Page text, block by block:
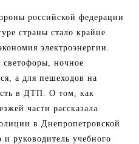
российской федерации
страны стало крайне
электроэнергии.
светофоры, ночное
а для пешеходов на
в ДТП. О том, как
части рассказала
в Днепропетровской
руководитель учебного